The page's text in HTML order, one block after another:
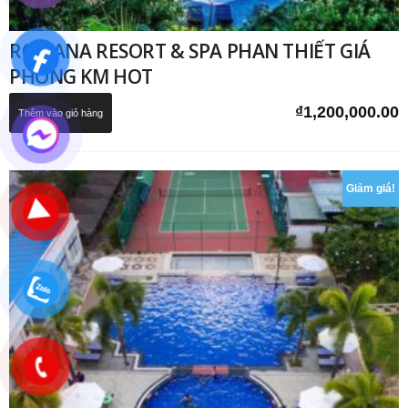
ROMANA RESORT & SPA PHAN THIẾT GIÁ
PHÒNG KM HOT
₫1,200,000.00
Thêm vào giỏ hàng
Giảm giá!